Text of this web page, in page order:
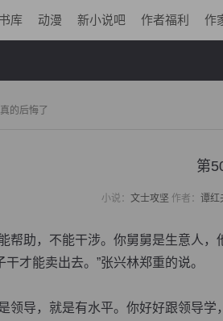
书库 动漫 新小说吧 作者福利 作
的后悔了
第
小说： 文士攻坚 作者： 谭红
助，不能干涉。你舅舅是生意人，
才能卖出去。”张兴林郑重的说。
导，就是有水平。你好好跟领导学